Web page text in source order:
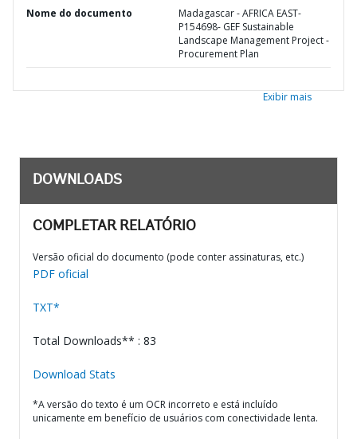
Nome do documento
Madagascar - AFRICA EAST-
P154698- GEF Sustainable
Landscape Management Project -
Procurement Plan
Exibir mais
DOWNLOADS
COMPLETAR RELATÓRIO
Versão oficial do documento (pode conter assinaturas, etc.)
PDF oficial
TXT*
Total Downloads** : 83
Download Stats
*A versão do texto é um OCR incorreto e está incluído
unicamente em benefício de usuários com conectividade lenta.